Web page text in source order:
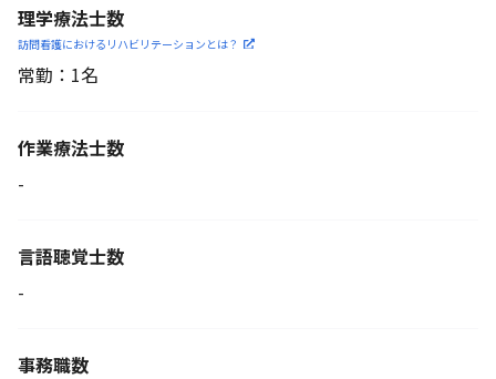
理学療法士数
訪問看護におけるリハビリ テーションとは？
常勤：1名
作業療法士数
-
言語聴覚士数
-
事務職数